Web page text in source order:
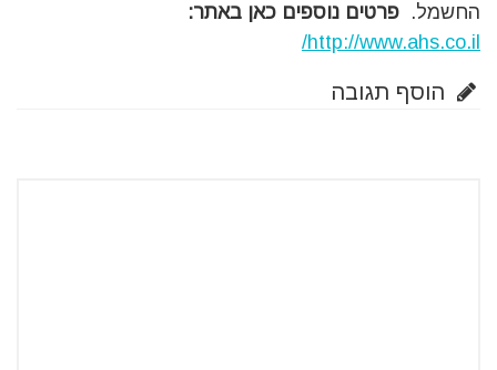
החשמל. פרטים נוספים כאן באתר:
http://www.ahs.co.il/
הוסף תגובה